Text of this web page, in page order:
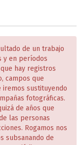
de un trabajo
y en períodos
hay registros
campos que
iremos sustituyendo
fotográficas.
de años que
las personas
Rogamos nos
subsanando de